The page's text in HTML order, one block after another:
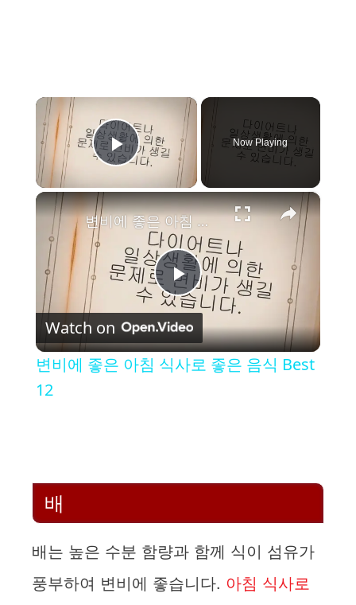
×
Play Video
Now Playing
×
P
l
V
d
변비에 좋은 아침 식사로 좋은 음식 Best 12
Watch on
변비에 좋은 아침 식사로 좋은 음식 Best
12
배
배는 높은 수분 함량과 함께 식이 섬유가
풍부하여 변비에 좋습니다. 아침 식사로